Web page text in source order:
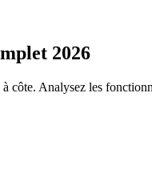
2026
côte. Analysez les